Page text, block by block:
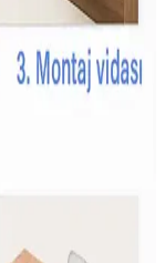
Konforlu
özellikleriyle
hava
ve Tatlı